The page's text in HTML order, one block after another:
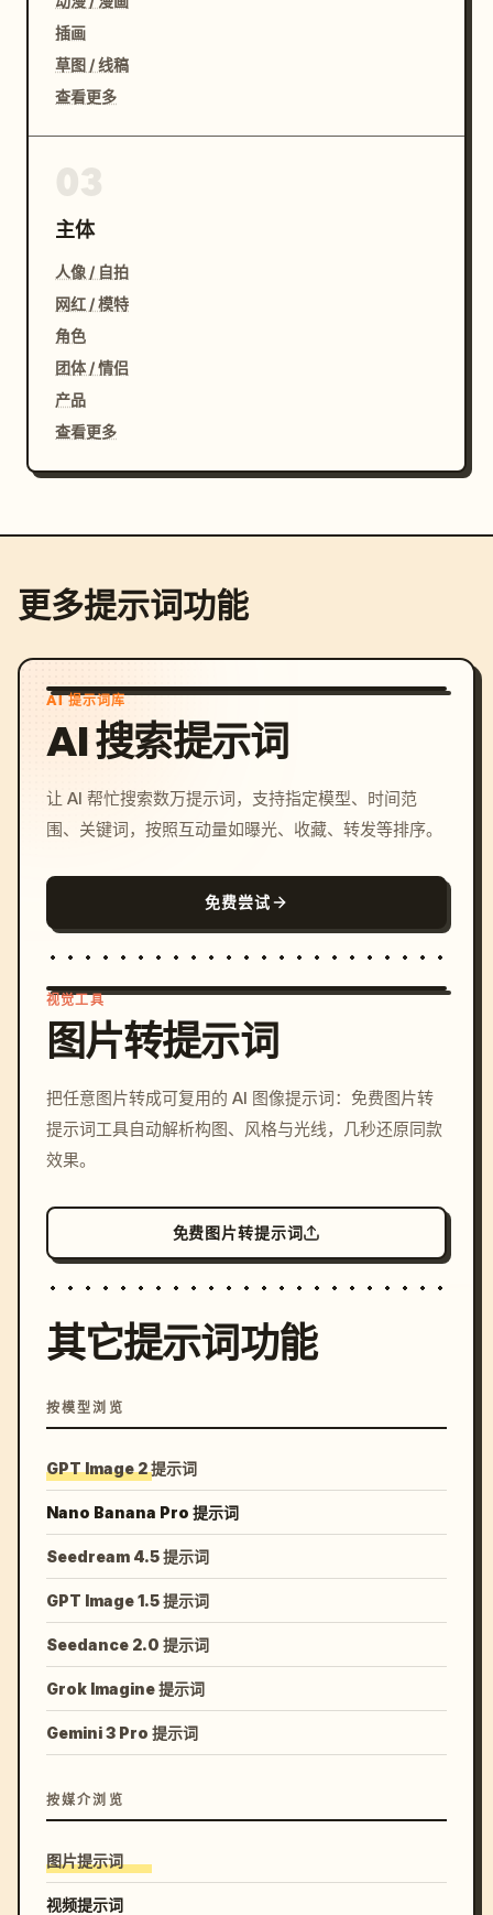
插画
草图 / 线稿
查看更多
主体
人像 / 自拍
网红 / 模特
角色
团体 / 情侣
产品
查看更多
更多提示词功能
AI 提示词库
AI 搜索提示词
让 AI 帮忙搜索数万提示词，支持指定模型、时间范
围、关键词，按照互动量如曝光、收藏、转发等排序。
免费尝试
c, cyberpunk sunset, neon
colors, 8k --v 6.0
视觉工具
图片转提示词
把任意图片转成可复用的 AI 图像提示词：免费图片转
提示词工具自动解析构图、风格与光线，几秒还原同款
效果。
免费图片转提示词
其它提示词功能
按模型浏览
GPT Image 2 提示词
Nano Banana Pro 提示词
Seedream 4.5 提示词
GPT Image 1.5 提示词
Seedance 2.0 提示词
Grok Imagine 提示词
Gemini 3 Pro 提示词
按媒介浏览
图片提示词
视频提示词